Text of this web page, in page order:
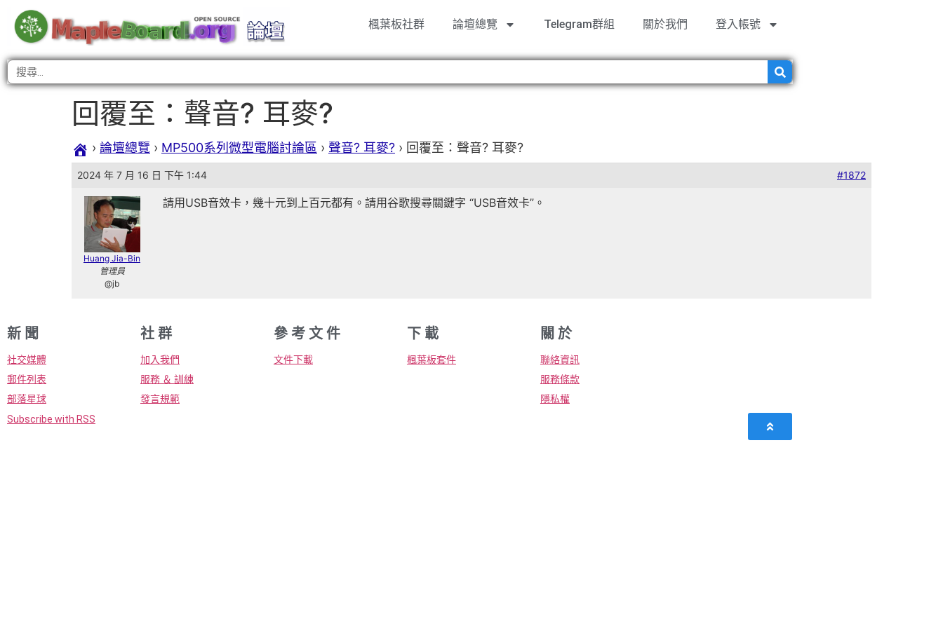
楓葉板社群 論壇總覽 Telegram群組 關於我們 登入帳號
回覆至：聲音? 耳麥?
› 論壇總覽 › MP500系列微型電腦討論區 › 聲音? 耳麥? › 回覆至：聲音? 耳麥?
2024 年 7 月 16 日 下午 1:44 #1872
Huang Jia-Bin
管理員
@jb
請用USB音效卡，幾十元到上百元都有。請用谷歌搜尋關鍵字 “USB音效卡”。
新 聞
社交媒體
郵件列表
部落星球
Subscribe with RSS
社 群
加入我們
服務 ＆ 訓練
發言規範
參 考 文 件
文件下載
下 載
楓葉板套件
關 於
聯絡資訊
服務條款
隱私權